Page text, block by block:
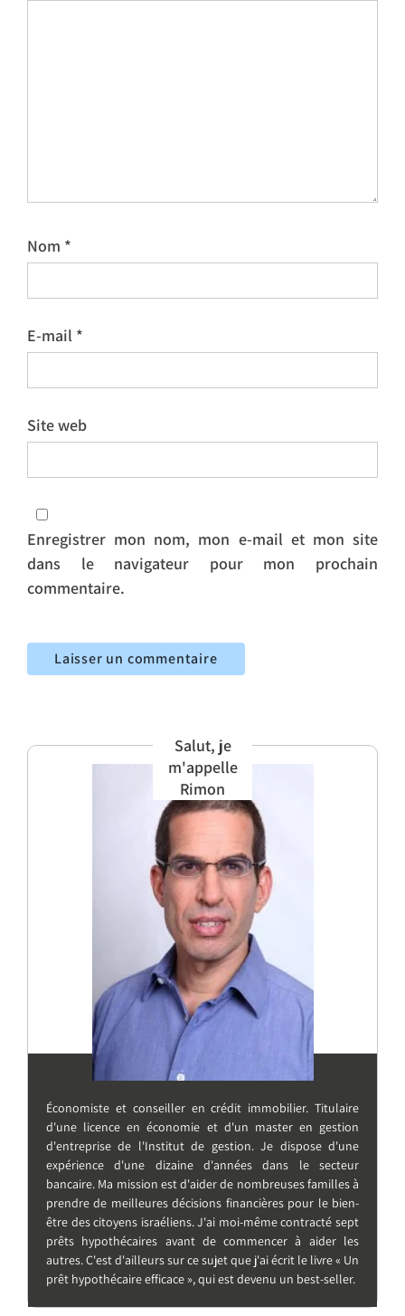
Nom *
E-mail *
Site web
Enregistrer mon nom, mon e-mail et mon site
dans le navigateur pour mon prochain
commentaire.
Salut, je
m'appelle
Rimon
Économiste et conseiller en crédit immobilier. Titulaire
d'une licence en économie et d'un master en gestion
d'entreprise de l'Institut de gestion. Je dispose d'une
expérience d'une dizaine d'années dans le secteur
bancaire. Ma mission est d'aider de nombreuses familles à
prendre de meilleures décisions financières pour le bien-
être des citoyens israéliens. J'ai moi-même contracté sept
prêts hypothécaires avant de commencer à aider les
autres. C'est d'ailleurs sur ce sujet que j'ai écrit le livre « Un
prêt hypothécaire efficace », qui est devenu un best-seller.